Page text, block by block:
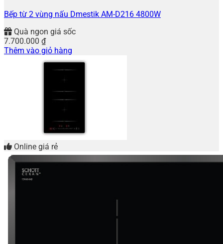
Bếp từ 2 vùng nấu Dmestik AM-D216 4800W
Quà ngon giá sốc
7.700.000 ₫
Thêm vào giỏ hàng
Online giá rẻ